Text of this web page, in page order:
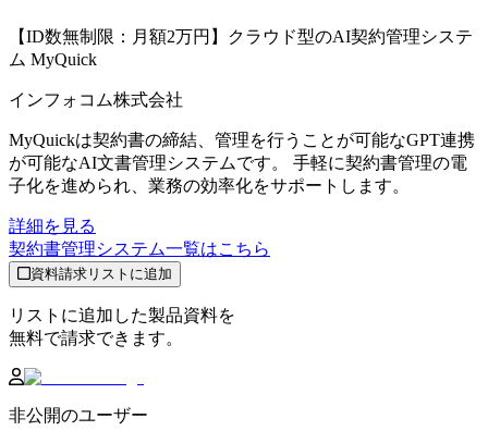
【ID数無制限：月額2万円】クラウド型のAI契約管理システ
ム MyQuick
インフォコム株式会社
MyQuickは契約書の締結、管理を行うことが可能なGPT連携
が可能なAI文書管理システムです。 手軽に契約書管理の電
子化を進められ、業務の効率化をサポートします。
詳細を見る
契約書管理システム一覧はこちら
資料請求リストに追加
リストに追加した製品資料を
無料で請求できます。
非公開のユーザー